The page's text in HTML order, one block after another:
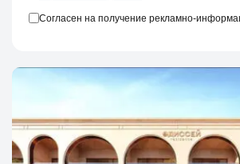
Согласен на получение рекламно-